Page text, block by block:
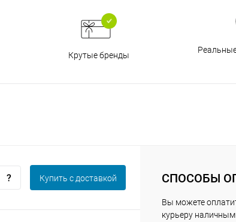
Крутые бренды
Купить c доставкой СПОСОБЫ
Вы можете
курьеру
Получайте товарвыбранный способом